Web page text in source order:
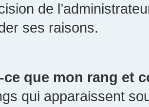
de
ses raisons.
ce que mon rang et
qui apparaissent